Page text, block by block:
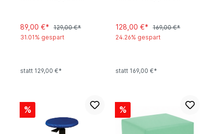
89,00 €*
129,00 €*
31.01% gespart
statt 129,00 €*
128,00 €*
169,00 €*
24.26% gespart
statt 169,00 €*
% %